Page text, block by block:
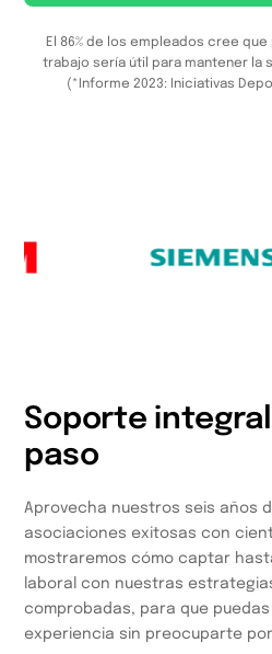
El 86% de los empleados cree
trabajo sería útil para mantener la
(*Informe 2023: Iniciativas
Soporte
paso
Aprovecha nuestros seis años
asociaciones exitosas con
mostraremos cómo captar
laboral con nuestras
comprobadas, para que
experiencia sin preocuparte